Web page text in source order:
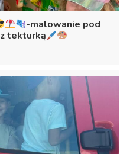
-malowanie pod
z tekturką